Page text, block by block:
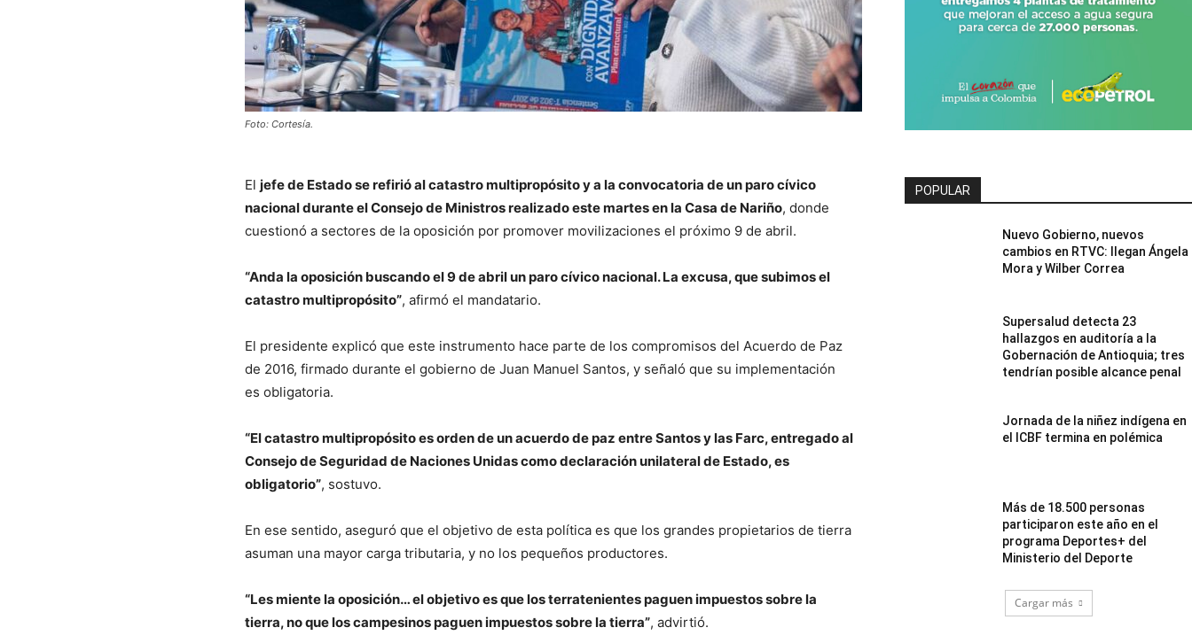
Foto: Cortesía.
El jefe de Estado se refirió al catastro multipropósito y a la convocatoria de un paro cívico
nacional durante el Consejo de Ministros realizado este martes en la Casa de Nariño, donde
cuestionó a sectores de la oposición por promover movilizaciones el próximo 9 de abril.
“Anda la oposición buscando el 9 de abril un paro cívico nacional. La excusa, que subimos el
catastro multipropósito”, afirmó el mandatario.
El presidente explicó que este instrumento hace parte de los compromisos del Acuerdo de Paz
de 2016, firmado durante el gobierno de Juan Manuel Santos, y señaló que su implementación
es obligatoria.
“El catastro multipropósito es orden de un acuerdo de paz entre Santos y las Farc, entregado al
Consejo de Seguridad de Naciones Unidas como declaración unilateral de Estado, es
obligatorio”, sostuvo.
En ese sentido, aseguró que el objetivo de esta política es que los grandes propietarios de tierra
asuman una mayor carga tributaria, y no los pequeños productores.
“Les miente la oposición… el objetivo es que los terratenientes paguen impuestos sobre la
tierra, no que los campesinos paguen impuestos sobre la tierra”, advirtió.
POPULAR
Nuevo Gobierno, nuevos
cambios en RTVC: llegan Ángela
Mora y Wilber Correa
Supersalud detecta 23
hallazgos en auditoría a la
Gobernación de Antioquia; tres
tendrían posible alcance penal
Jornada de la niñez indígena en
el ICBF termina en polémica
Más de 18.500 personas
participaron este año en el
programa Deportes+ del
Ministerio del Deporte
Cargar más